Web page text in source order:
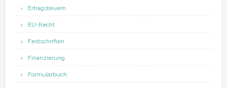
Ertragsteuern
EU-Recht
Festschriften
Finanzierung
Formularbuch